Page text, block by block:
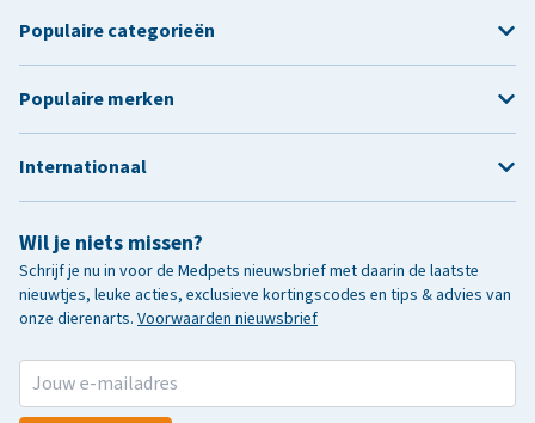
Wil je niets missen?
Schrijf je nu in voor de Medpets nieuwsbrief met daarin de laatste
nieuwtjes, leuke acties, exclusieve kortingscodes en tips & advies van
onze dierenarts. Voorwaarden nieuwsbrief
Populaire categorieën
Populaire merken
Internationaal